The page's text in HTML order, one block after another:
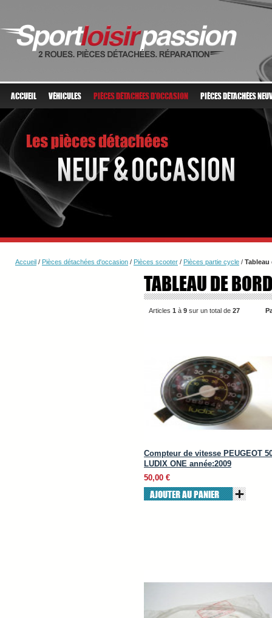
ACCUEIL VÉHICULES PIÈCES DÉTACHÉES D'OCCASION PIÈCES DÉTACHÉES
Accueil / Pièces détachées d'occasion / Pièces scooter / Pièces partie cycle / Tableau
TABLEAU DE BORD
Articles 1 à 9 sur un total de 27
Compteur de vitesse PEUGEOT
LUDIX ONE année:2009
50,00 €
AJOUTER AU PANIER